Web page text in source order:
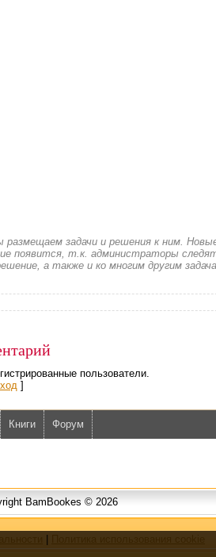
задачи и решения к ним.
появится, т.к. администраторы
а также и ко многим другим
пользователи.
]
Книги Форум
BamBookes © 2026